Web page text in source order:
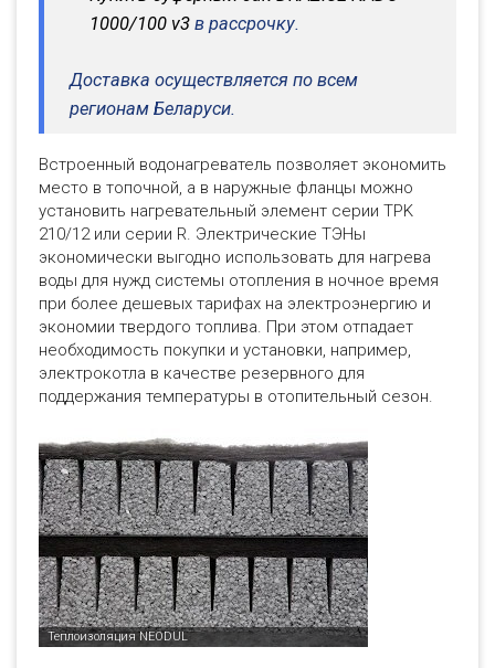
1000/100 v3 в рассрочку.
Доставка осуществляется по всем
регионам Беларуси.
Встроенный водонагреватель позволяет экономить
место в топочной, а в наружные фланцы можно
установить нагревательный элемент серии TPK
210/12 или серии R. Электрические ТЭНы
экономически выгодно использовать для нагрева
воды для нужд системы отопления в ночное время
при более дешевых тарифах на электроэнергию и
экономии твердого топлива. При этом отпадает
необходимость покупки и установки, например,
электрокотла в качестве резервного для
поддержания температуры в отопительный сезон.